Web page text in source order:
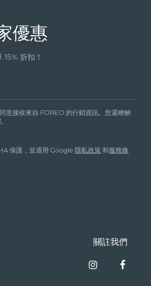
優惠
折扣！
意接收來自 FOREO 的行銷資訊。您還瞭解
保護，並適用 Google隱私政策 和服務條
關註我們